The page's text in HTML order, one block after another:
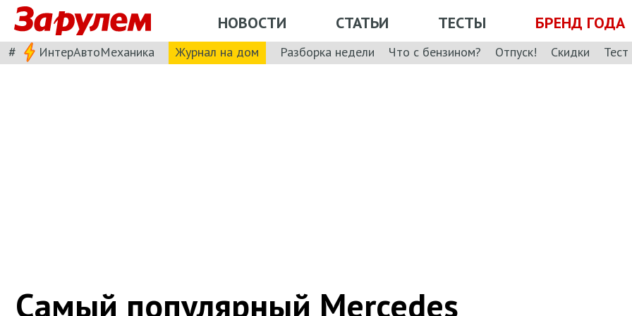
НОВОСТИ СТАТЬИ ТЕСТЫ БРЕНД ГОДА
# ИнтерАвтоМеханика Журнал на дом Разборка недели Что с бензином? Отпуск! Скидки
Самый популярный Mercedes